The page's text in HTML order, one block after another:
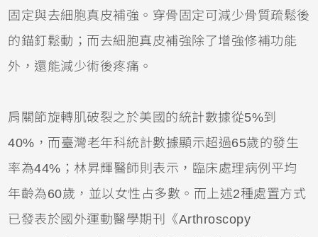
固定與去細胞真皮補強。穿骨固定可減少骨質疏鬆後
的錨釘鬆動；而去細胞真皮補強除了增強修補功能
外，還能減少術後疼痛。
肩關節旋轉肌破裂之於美國的統計數據從5%到
40%，而臺灣老年科統計數據顯示超過65歲的發生
率為44%；林昇輝醫師則表示，臨床處理病例平均
年齡為60歲，並以女性占多數。而上述2種處置方式
已發表於國外運動醫學期刊《Arthroscopy